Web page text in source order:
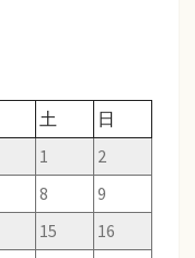
土
日
1
2
8
9
15
16